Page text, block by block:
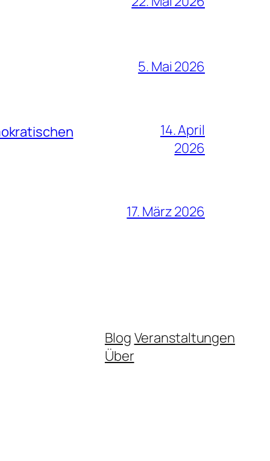
5. Mai 2026
14. April
2026
17. März 2026
Blog
Über
Veranstaltungen